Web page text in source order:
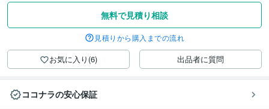
無料で見積り相談
見積りから購入までの流れ
お気に入り(6) 出品者に質問
ココナラの安心保証